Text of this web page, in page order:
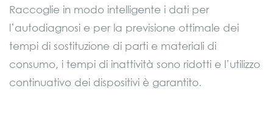
Raccoglie in modo intelligente i dati per
l’autodiagnosi e per la previsione ottimale dei
tempi di sostituzione di parti e materiali di
consumo, i tempi di inattività sono ridotti e l’utilizzo
continuativo dei dispositivi è garantito.